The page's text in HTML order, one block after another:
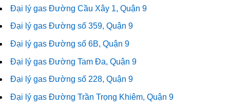
Đại lý gas Đường Cầu Xây 1, Quận 9
Đại lý gas Đường số 359, Quận 9
Đại lý gas Đường số 6B, Quận 9
Đại lý gas Đường Tam Đa, Quận 9
Đại lý gas Đường số 228, Quận 9
Đại lý gas Đường Trần Trọng Khiêm, Quận 9